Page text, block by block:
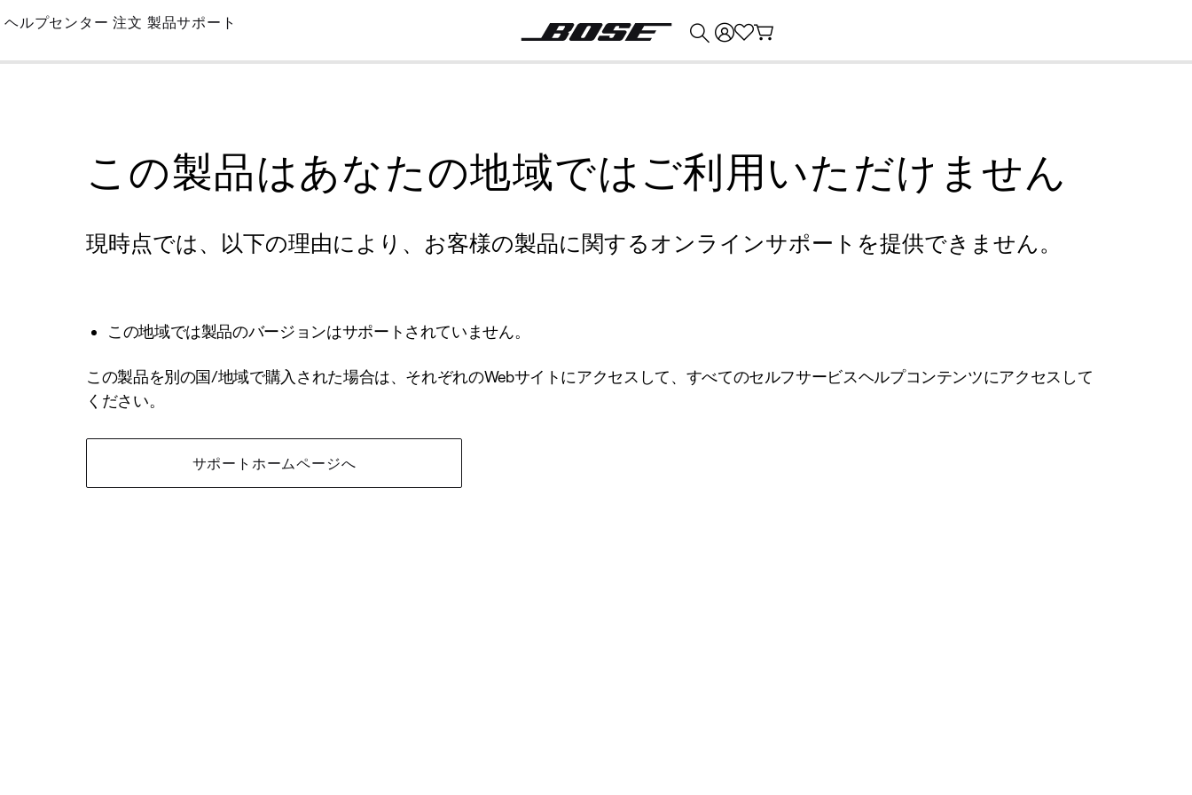
Skip
Main
ヘルプセンター 注文 製品サポート
この製品はあなたの地域ではご利用いただけません
現時点では、以下の理由により、お客様の製品に関するオンラインサポートを提供できません。
この地域では製品のバージョンはサポートされていません。
この製品を別の国/地域で購入された場合は、それぞれのWebサイトにアクセスして、すべてのセルフサービスヘルプコンテンツにアクセスして
ください。
サポートホームページへ